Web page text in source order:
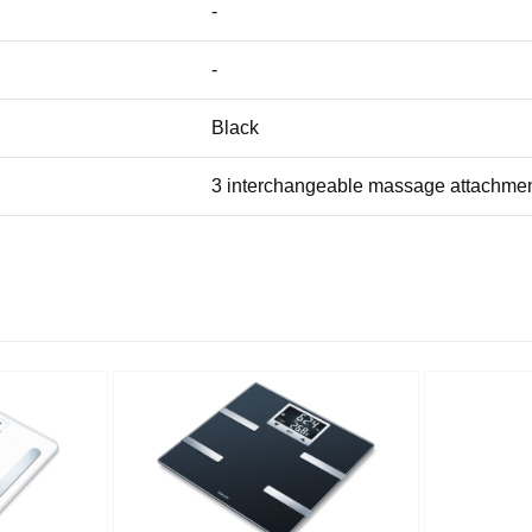
-
-
Black
3 interchangeable massage